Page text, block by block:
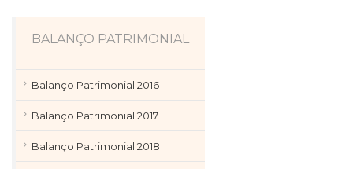
BALANÇO PATRIMONIAL
Balanço Patrimonial 2016
Balanço Patrimonial 2017
Balanço Patrimonial 2018